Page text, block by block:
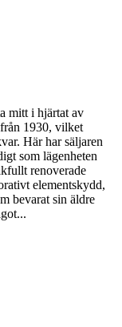
mitt i hjärtat av
1930, vilket
Här har säljaren
som lägenheten
renoverade
elementskydd,
bevarat sin äldre